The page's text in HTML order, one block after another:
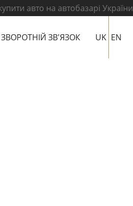
авто на автобазарі України
ЗВОРОТНІЙ ЗВ'ЯЗОК UK EN